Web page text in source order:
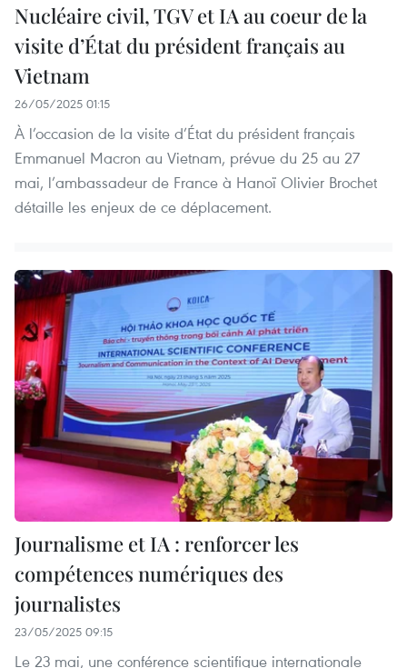
Nucléaire civil, TGV et IA au coeur de la
visite d’État du président français au
Vietnam
26/05/2025 01:15
À l’occasion de la visite d’État du président français
Emmanuel Macron au Vietnam, prévue du 25 au 27
mai, l’ambassadeur de France à Hanoï Olivier Brochet
détaille les enjeux de ce déplacement.
Journalisme et IA : renforcer les
compétences numériques des
journalistes
23/05/2025 09:15
Le 23 mai, une conférence scientifique internationale